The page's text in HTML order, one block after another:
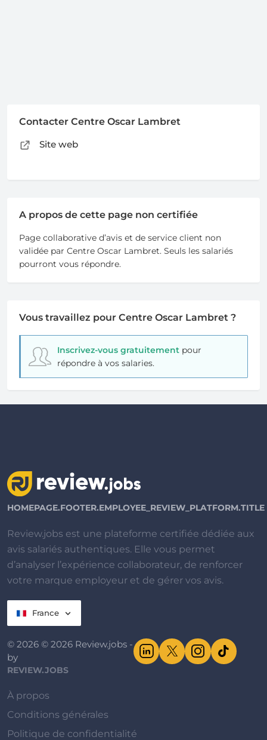
Contacter Centre Oscar Lambret
Site web
A propos de cette page non certifiée
Page collaborative d’avis et de service client non
validée par Centre Oscar Lambret. Seuls les salariés
pourront vous répondre.
Vous travaillez pour Centre Oscar Lambret ?
Inscrivez-vous gratuitementpour
répondre à vos salaries.
HOMEPAGE.FOOTER.EMPLOYEE_REVIEW_PLATFORM.TITLE
Review.jobs est une plateforme certifiée dédiée aux
avis salariés authentiques. Elle vous permet
d’analyser l’expérience collaborateur, de renforcer
votre marque employeur et de gérer vos avis.
France
© 2026 © 2026 Review.jobs -
by
REVIEW.JOBS
À propos
Conditions générales
Politique de confidentialité